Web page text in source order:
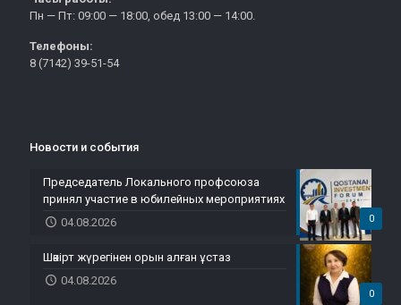
Пн — Пт: 09:00 — 18:00, обед 13:00 — 14:00.
Телефоны:
8 (7142) 39-51-54
Новости и события
0
Председатель Локального профсоюза
принял участие в юбилейных мероприятиях
04.08.2026
0
Шәкірт жүрегінен орын алған ұстаз
04.08.2026